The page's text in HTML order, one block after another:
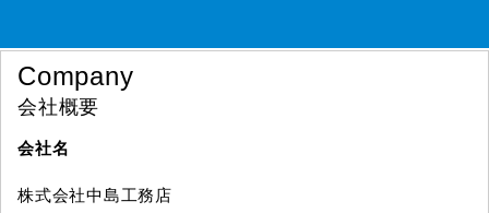
Company
会社概要
会社名
株式会社中島工務店